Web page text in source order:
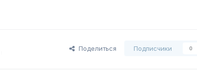
Поделиться Подписчики 0